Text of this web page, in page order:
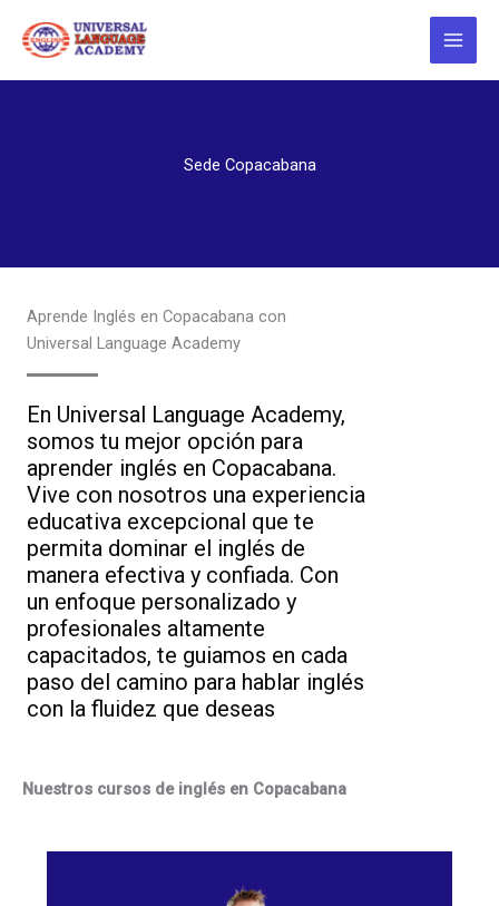
Sede Copacabana
Aprende Inglés en Copacabana con
Universal Language Academy
En Universal Language Academy,
somos tu mejor opción para
aprender inglés en Copacabana.
Vive con nosotros una experiencia
educativa excepcional que te
permita dominar el inglés de
manera efectiva y confiada. Con
un enfoque personalizado y
profesionales altamente
capacitados, te guiamos en cada
paso del camino para hablar inglés
con la fluidez que deseas
Nuestros cursos de inglés en Copacabana